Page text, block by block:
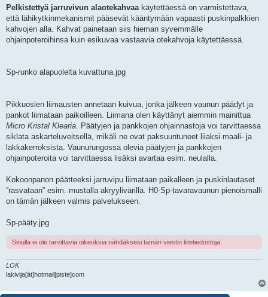
Pelkistettyä jarruvivun alaotekahvaakäytettäessä on varmistettava,
että lähikytkinmekanismit pääsevät kääntymään vapaasti puskinpalkkien
kahvojen alla. Kahvat painetaan siis hieman syvemmälle
ohjainpoteroihinsa kuin esikuvaa vastaavia otekahvoja käytettäessä.
Sp-runko alapuolelta kuvattuna.jpg
Pikkuosien liimausten annetaan kuivua, jonka jälkeen vaunun päädyt ja
pankot liimataan paikoilleen. Liimana olen käyttänyt aiemmin mainittua
Micro Kristal Klearia. Päätyjen ja pankkojen ohjainnastoja voi tarvittaessa
siklata askarteluveitsellä, mikäli ne ovat paksuuntuneet liiaksi maali- ja
lakkakerroksista. Vaunurungossa olevia päätyjen ja pankkojen
ohjainpoteroita voi tarvittaessa lisäksi avartaa esim. neulalla.
Kokoonpanon päätteeksi jarruvipu liimataan paikalleen ja puskinlautaset
”rasvataan” esim. mustalla akryylivärillä. H0-Sp-tavaravaunun pienoismalli
on tämän jälkeen valmis palvelukseen.
Sp-pääty.jpg
Sinulla ei ole tarvittavia oikeuksia nähdäksesi tämän viestin liitetiedostoja.
LOK
lakivija[ät]hotmail[piste]com